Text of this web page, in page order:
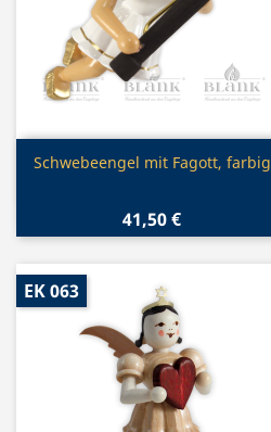
Vorschau
Schwebeengel mit Fagott, farbig
41,50 €
EK 063